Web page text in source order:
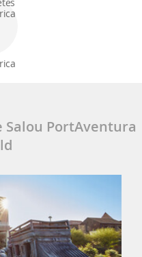
Salou PortAventura